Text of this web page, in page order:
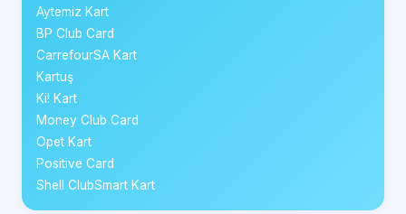
Aytemiz Kart
BP Club Card
CarrefourSA Kart
Kartuş
Ki! Kart
Money Club Card
Opet Kart
Positive Card
Shell ClubSmart Kart